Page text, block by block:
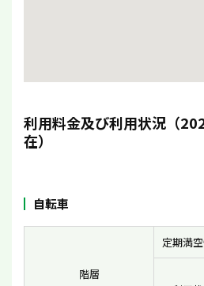
利用料金及び利用状況（
在）
自転車
階層
定期満